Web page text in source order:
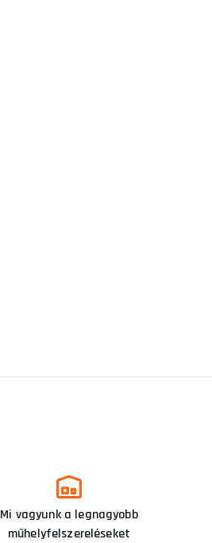
Mi vagyunk a legnagyobb
műhelyfelszereléseket